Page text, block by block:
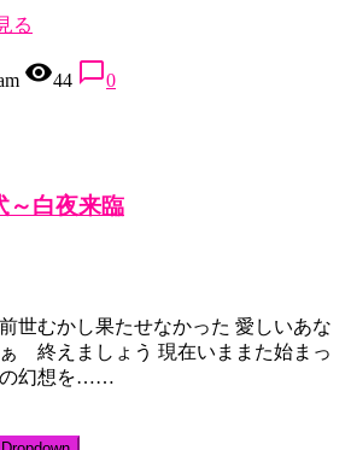
る
remove_red_eye44 chat_bubble_outline0
～白夜来臨
世むかし果たせなかった 愛しいあな
終えましょう 現在いままた始まっ
の幻想を……